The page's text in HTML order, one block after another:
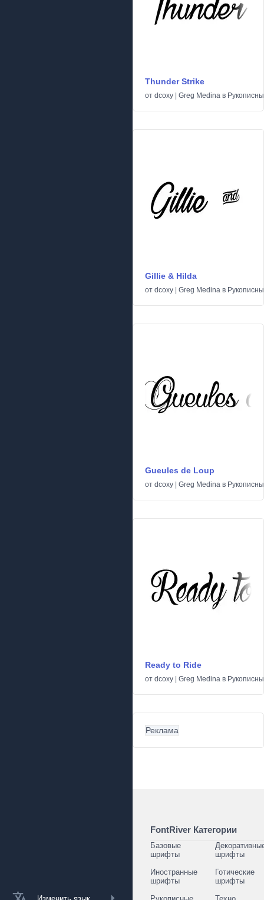
Изменить язык
Thunder Strike
от dcoxy | Greg Medina в
Gillie & Hilda
от dcoxy | Greg Medina в
Gueules de Loup
от dcoxy | Greg Medina в
Ready to Ride
от dcoxy | Greg Medina в
Реклама
FontRiver Категории
Базовые
шрифты
шрифты
Иностранные
шрифты
Готические
шрифты